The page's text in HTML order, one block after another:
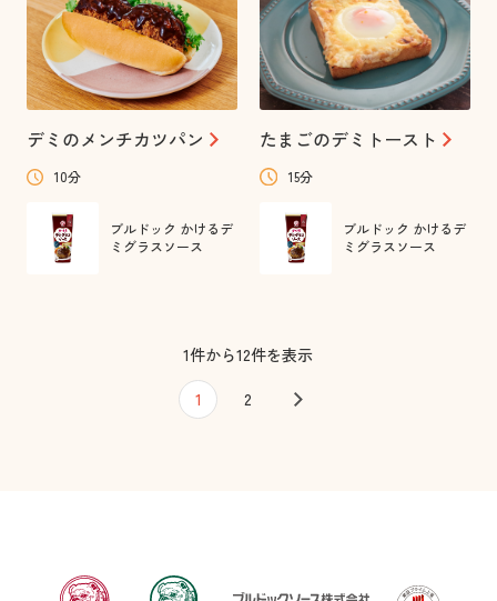
デミのメンチカツパン
10分
ブルドック かけるデ
ミグラスソース
たまごのデミトースト
15分
ブルドック かけるデ
ミグラスソース
1件から12件を表示
1
2